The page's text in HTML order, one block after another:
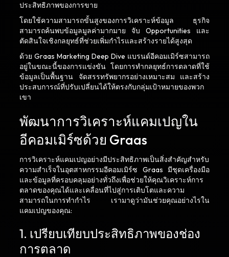
ประสิทธิภาพของการขาย
โดยใช้ความสามารถขั้นสูงของการวิเคราะห์ข้อมูล ธุรกิจ
สามารถค้นพบข้อมูลมูลค่ามากมาย จับ Opportunities และ
ตัดสินใจเชิงกลยุทธ์ที่ช่วยเพิ่มกำไรและสร้างรายได้สูงสุด
ด้วย Graas Marketing Deep Dive แบรนด์อีคอมเมิร์ซสามารถ
อยู่ในขณะนี้ของการแข่งขัน โดยการทำกลยุทธ์การตลาดที่ใช้
ข้อมูลเป็นพื้นฐาน จัดสรรทรัพยากรอย่างเหมาะสม และสร้าง
ประสบการณ์ที่ปรับเปลี่ยนได้ให้ตรงกับกลุ่มเป้าหมายของพวก
เขา
พัฒนาการวิเคราะห์แคมเปญใน
อีคอมเมิร์ซด้วย Graas
การวิเคราะห์แคมเปญอย่างมีประสิทธิภาพเป็นสิ่งสำคัญสำหรับ
ความสำเร็จในอุตสาหกรรมอีคอมเมิร์ซ Graas มีชุดเครื่องมือ
และข้อมูลที่ครอบคลุมอย่างทั่วถึงเพื่อช่วยให้คุณวิเคราะห์การ
ตลาดของคุณได้และเคลื่อนที่ไปสู่การเติบโตและความ
สามารถในการทำกำไร เรามาดูว่ามันช่วยคุณอย่างไรใน
แคมเปญของคุณ:
1. เปรียบเทียบประสิทธิภาพของช่อง
การตลาด